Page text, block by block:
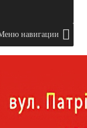
навигации